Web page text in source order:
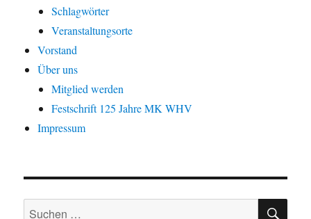
Schlagwörter
Veranstaltungsorte
Vorstand
Über uns
Mitglied werden
Festschrift 125 Jahre MK WHV
Impressum
Suchen